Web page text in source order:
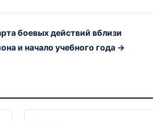
боевых действий вблизи
и начало учебного года →